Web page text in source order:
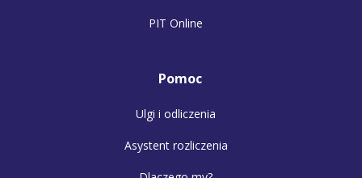
PIT Online
Pomoc
Ulgi i odliczenia
Asystent rozliczenia